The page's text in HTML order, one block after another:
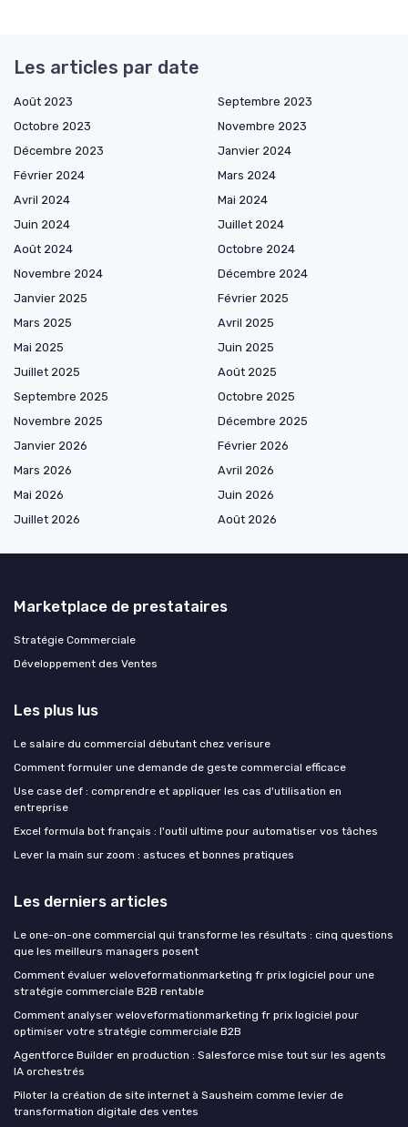
Les articles par date
Août 2023
Septembre 2023
Octobre 2023
Novembre 2023
Décembre 2023
Janvier 2024
Février 2024
Mars 2024
Avril 2024
Mai 2024
Juin 2024
Juillet 2024
Août 2024
Octobre 2024
Novembre 2024
Décembre 2024
Janvier 2025
Février 2025
Mars 2025
Avril 2025
Mai 2025
Juin 2025
Juillet 2025
Août 2025
Septembre 2025
Octobre 2025
Novembre 2025
Décembre 2025
Janvier 2026
Février 2026
Mars 2026
Avril 2026
Mai 2026
Juin 2026
Juillet 2026
Août 2026
Marketplace de prestataires
Stratégie Commerciale
Développement des Ventes
Les plus lus
Le salaire du commercial débutant chez verisure
Comment formuler une demande de geste commercial efficace
Use case def : comprendre et appliquer les cas d'utilisation en
entreprise
Excel formula bot français : l'outil ultime pour automatiser vos tâches
Lever la main sur zoom : astuces et bonnes pratiques
Les derniers articles
Le one-on-one commercial qui transforme les résultats : cinq questions
que les meilleurs managers posent
Comment évaluer weloveformationmarketing fr prix logiciel pour une
stratégie commerciale B2B rentable
Comment analyser weloveformationmarketing fr prix logiciel pour
optimiser votre stratégie commerciale B2B
Agentforce Builder en production : Salesforce mise tout sur les agents
IA orchestrés
Piloter la création de site internet à Sausheim comme levier de
transformation digitale des ventes